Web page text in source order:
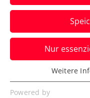
ÖTV-
erhalten 20 %
50 %.
Verfasst von: Markus
Nur
Essenziell
Essenzielle Cookies
Weitere
Powered by